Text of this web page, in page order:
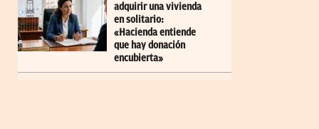
adquirir una vivienda
en solitario:
«Hacienda entiende
que hay donación
encubierta»